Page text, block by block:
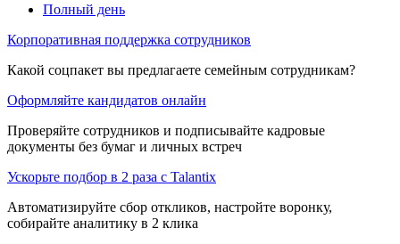
Полный день
Корпоративная поддержка сотрудников
Какой соцпакет вы предлагаете семейным сотрудникам?
Оформляйте кандидатов онлайн
Проверяйте сотрудников и подписывайте кадровые
документы без бумаг и личных встреч
Ускорьте подбор в 2 раза с Talantix
Автоматизируйте сбор откликов, настройте воронку,
собирайте аналитику в 2 клика